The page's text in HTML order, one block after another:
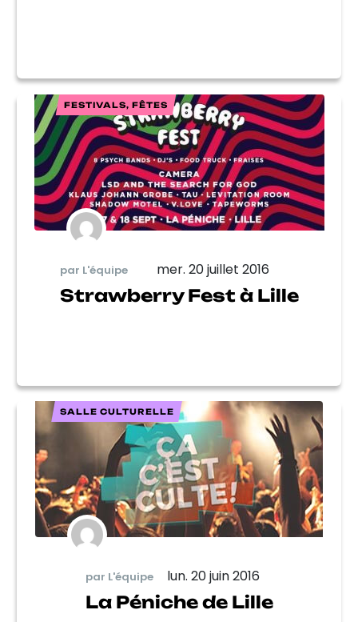
FESTIVALS, FÊTES
par L'équipe mer. 20 juillet 2016
Strawberry Fest à Lille
SALLE CULTURELLE
par L'équipe lun. 20 juin 2016
La Péniche de Lille